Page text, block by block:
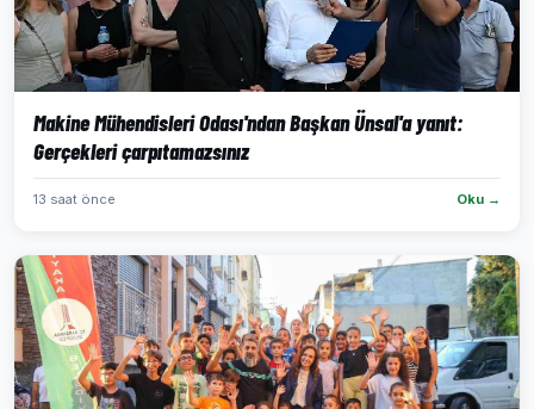
Makine Mühendisleri Odası'ndan Başkan Ünsal'a yanıt:
Gerçekleri çarpıtamazsınız
13 saat önce Oku →